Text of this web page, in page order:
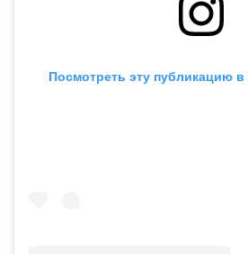
Посмотреть эту публикацию в